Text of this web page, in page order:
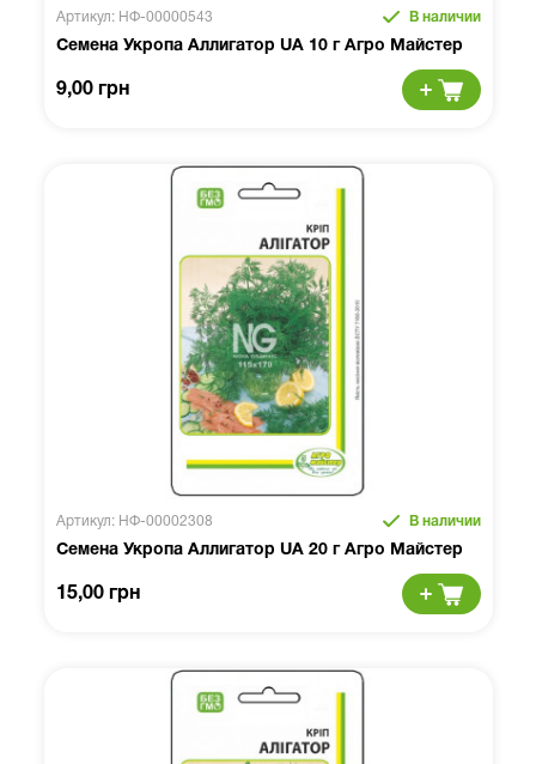
Артикул: НФ-00000543 В наличии
Семена Укропа Аллигатор UA 10 г Агро Майстер
9,00 грн
Артикул: НФ-00002308 В наличии
Семена Укропа Аллигатор UA 20 г Агро Майстер
15,00 грн